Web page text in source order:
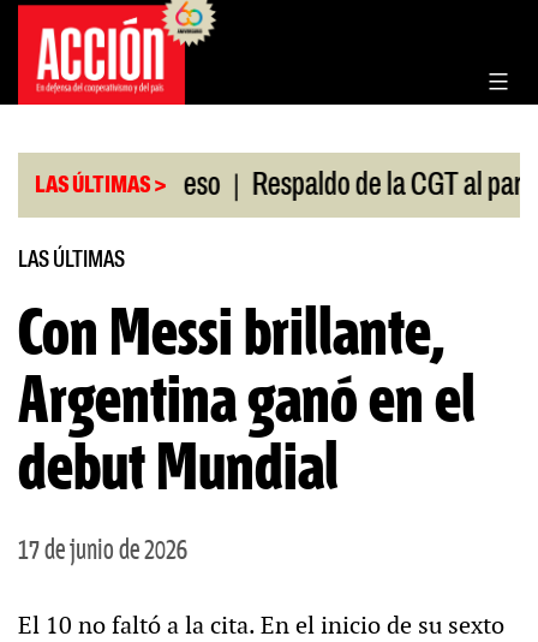
Saltar
contenido
LAS ÚLTIMAS >
en el Congreso | Respaldo de la CGT al paro
LAS ÚLTIMAS
Con Messi brillante,
Argentina ganó en el
debut Mundial
17 de junio de 2026
El 10 no faltó a la cita. En el inicio de su sexto